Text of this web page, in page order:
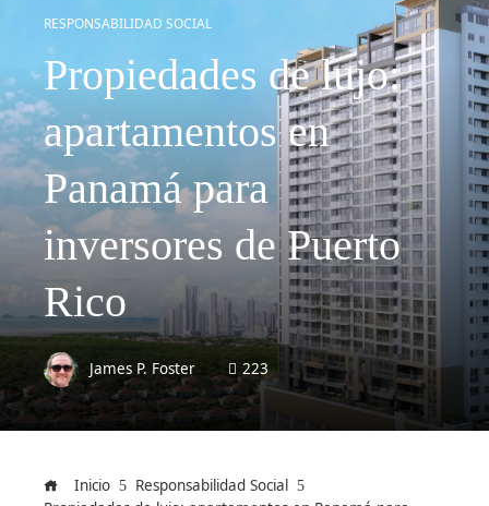
RESPONSABILIDAD SOCIAL
Propiedades de lujo:
apartamentos en
Panamá para
inversores de Puerto
Rico
James P. Foster 223
Inicio
Responsabilidad Social